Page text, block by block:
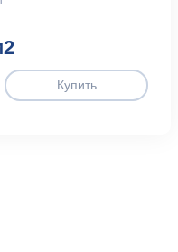
Купить